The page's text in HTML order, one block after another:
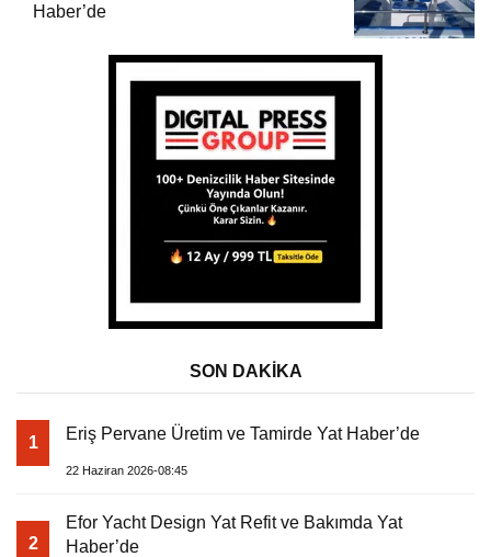
Haber’de
SON DAKİKA
1 Eriş Pervane Üretim ve Tamirde Yat Haber’de
22 Haziran 2026-08:45
2
Efor Yacht Design Yat Refit ve Bakımda Yat
Haber’de